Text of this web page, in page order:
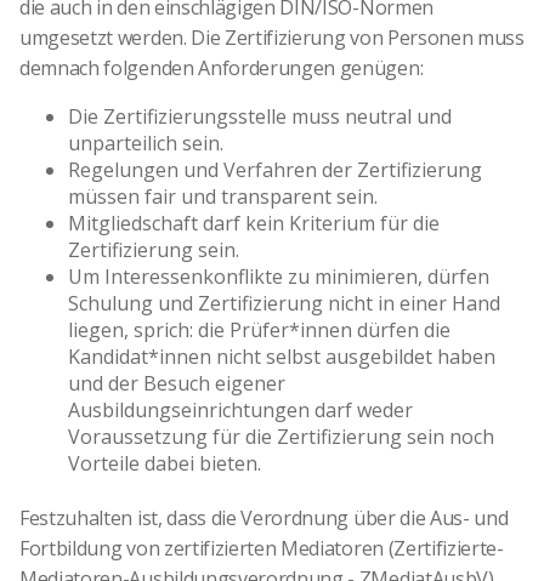
die auch in den einschlägigen DIN/ISO-Normen
umgesetzt werden. Die Zertifizierung von Personen muss
demnach folgenden Anforderungen genügen:
Die Zertifizierungsstelle muss neutral und
unparteilich sein.
Regelungen und Verfahren der Zertifizierung
müssen fair und transparent sein.
Mitgliedschaft darf kein Kriterium für die
Zertifizierung sein.
Um Interessenkonflikte zu minimieren, dürfen
Schulung und Zertifizierung nicht in einer Hand
liegen, sprich: die Prüfer*innen dürfen die
Kandidat*innen nicht selbst ausgebildet haben
und der Besuch eigener
Ausbildungseinrichtungen darf weder
Voraussetzung für die Zertifizierung sein noch
Vorteile dabei bieten.
Festzuhalten ist, dass die Verordnung über die Aus- und
Fortbildung von zertifizierten Mediatoren (Zertifizierte-